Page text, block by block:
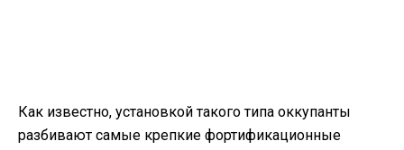
Как известно, установкой такого типа оккупанты
разбивают самые крепкие фортификационные